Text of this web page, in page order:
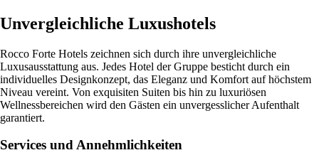
Unvergleichliche Luxushotels
Rocco Forte Hotels zeichnen sich durch ihre unvergleichliche
Luxusausstattung aus. Jedes Hotel der Gruppe besticht durch ein
individuelles Designkonzept, das Eleganz und Komfort auf höchstem
Niveau vereint. Von exquisiten Suiten bis hin zu luxuriösen
Wellnessbereichen wird den Gästen ein unvergesslicher Aufenthalt
garantiert.
Services und Annehmlichkeiten